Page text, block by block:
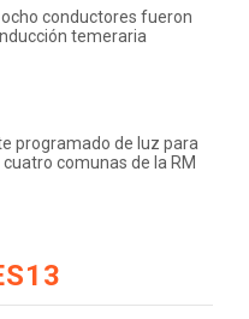
conductores fueron
temeraria
programado de luz para
comunas de la RM